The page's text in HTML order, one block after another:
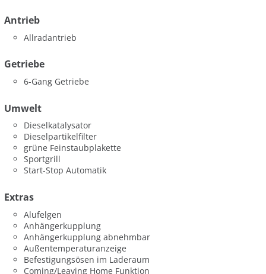
Antrieb
Allradantrieb
Getriebe
6-Gang Getriebe
Umwelt
Dieselkatalysator
Dieselpartikelfilter
grüne Feinstaubplakette
Sportgrill
Start-Stop Automatik
Extras
Alufelgen
Anhängerkupplung
Anhängerkupplung abnehmbar
Außentemperaturanzeige
Befestigungsösen im Laderaum
Coming/Leaving Home Funktion